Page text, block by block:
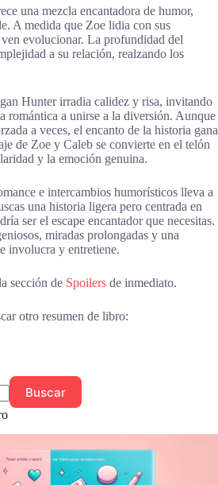
una mezcla encantadora de humor,
A medida que Zoe lidia con sus
evolucionar. La profundidad del
a su relación, realzando los
Hunter irradia calidez y risa, invitando
romántica a unirse a la diversión. Aunque
a veces, el encanto de la historia gana
de Zoe y Caleb se convierte en el telón
y la emoción genuina.
e intercambios humorísticos lleva a
una historia ligera pero centrada en
ser el escape encantador que necesitas.
miradas prolongadas y una
involucra y entretiene.
sección de Spoilers de inmediato.
otro resumen de libro:
Buscar